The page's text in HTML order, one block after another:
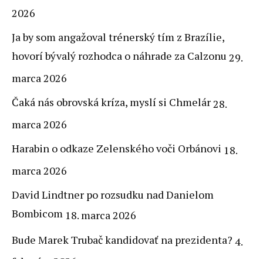
2026
Ja by som angažoval trénerský tím z Brazílie,
hovorí bývalý rozhodca o náhrade za Calzonu 29.
marca 2026
Čaká nás obrovská kríza, myslí si Chmelár 28.
marca 2026
Harabin o odkaze Zelenského voči Orbánovi 18.
marca 2026
David Lindtner po rozsudku nad Danielom
Bombicom 18. marca 2026
Bude Marek Trubač kandidovať na prezidenta? 4.